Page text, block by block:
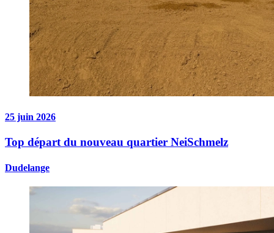
25 juin 2026
Top départ du nouveau quartier NeiSchmelz
Dudelange